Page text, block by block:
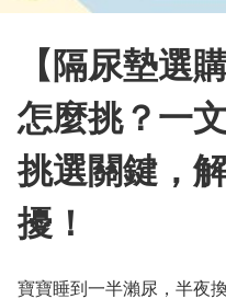
【隔尿墊選
怎麼挑？一
挑選關鍵，
擾！
寶寶睡到一半瀨尿，半夜